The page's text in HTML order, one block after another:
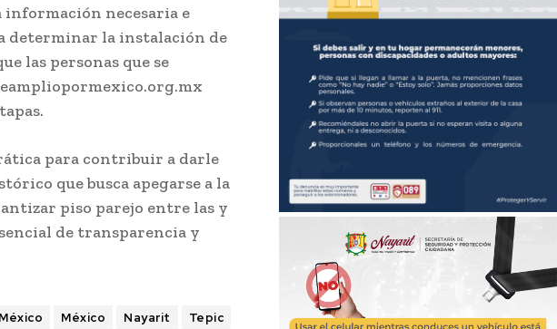
necesaria e
determinar la instalación de
las personas que se
para contribuir a darle
que busca apegarse a la
piso parejo entre las y
de transparencia y
México Nayarit Tepic